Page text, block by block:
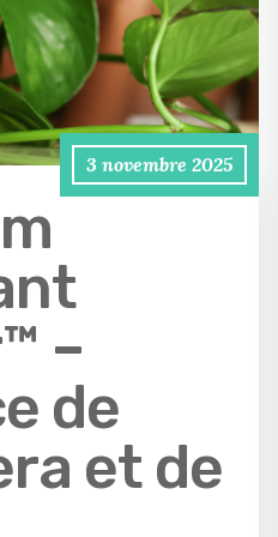
3 novembre 2025
–
de
et de